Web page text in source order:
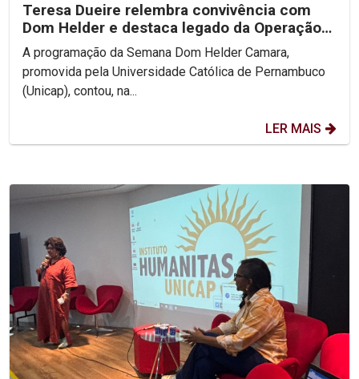
Teresa Dueire relembra convivência com
Dom Helder e destaca legado da Operação
Esperança na...
A programação da Semana Dom Helder Camara,
promovida pela Universidade Católica de Pernambuco
(Unicap), contou, na...
LER MAIS